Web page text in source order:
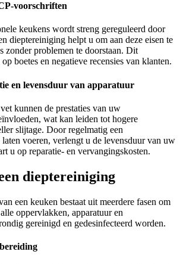
voorschriften
keukens wordt streng gereguleerd door
dieptereiniging helpt u om aan deze eisen te
zonder problemen te doorstaan. Dit
boetes en negatieve recensies van klanten.
en levensduur van apparatuur
kunnen de prestaties van uw
wat kan leiden tot hogere
slijtage. Door regelmatig een
voeren, verlengt u de levensduur van uw
u op reparatie- en vervangingskosten.
dieptereiniging
een keuken bestaat uit meerdere fasen om
oppervlakken, apparatuur en
gereinigd en gedesinfecteerd worden.